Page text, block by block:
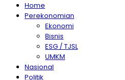
Home
Perekonomian
Ekonomi
Bisnis
ESG / TJSL
UMKM
Nasional
Politik